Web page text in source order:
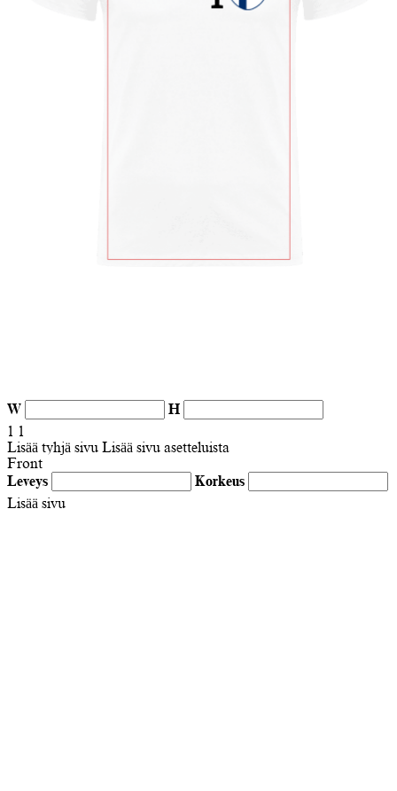
W
H
1 1
Lisää tyhjä sivu Lisää sivu asetteluista
Front
Leveys
Korkeus
Lisää sivu